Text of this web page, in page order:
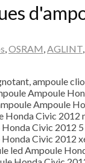
,OSRAM,AGLINT
ampoule
Ampoule
Ampoule
Honda Civic 2012
Civic 2012
Civic 2012
led Ampoule